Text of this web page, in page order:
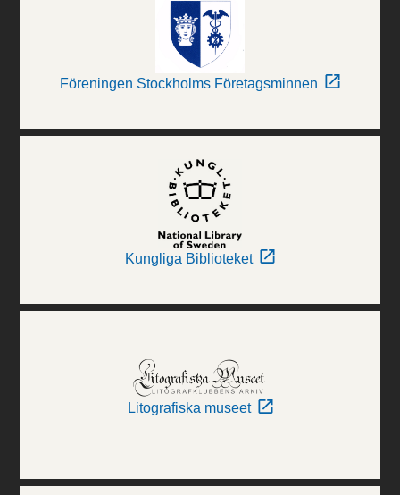
Föreningen Stockholms Företagsminnen
Kungliga Biblioteket
Litografiska museet